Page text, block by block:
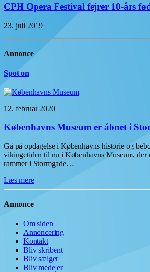
CPH Opera Festival fejrer 10-års
23. juli 2019
Annonce
Spot on
12. februar 2020
Københavns Museum er åbnet i
Gå på opdagelse i Københavns historie og
vikingetiden til nu i Københavns Museum, der
rammer i Stormgade….
Læs mere
Annonce
Om siden
Annoncering
Kontakt
Bliv skribent
Bliv sælger
Bliv medejer